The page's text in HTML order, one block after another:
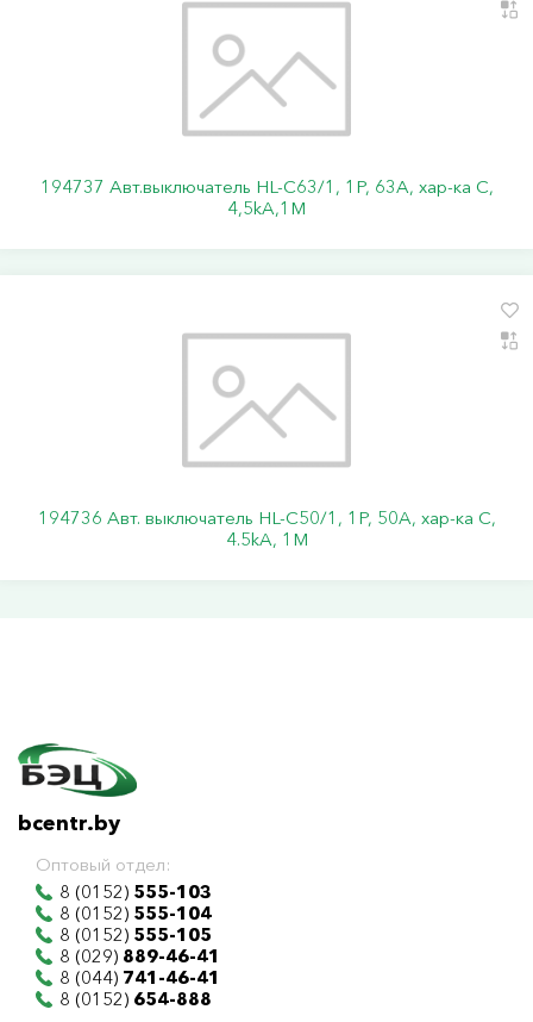
194737 Авт.выключатель HL-C63/1, 1Р, 63А, хар-ка С,
4,5kA,1M
194736 Авт. выключатель HL-C50/1, 1P, 50A, хар-ка C,
4.5kA, 1M
bcentr.by
Оптовый отдел:
8 (0152) 555-103
8 (0152) 555-104
8 (0152) 555-105
8 (029) 889-46-41
8 (044) 741-46-41
8 (0152) 654-888